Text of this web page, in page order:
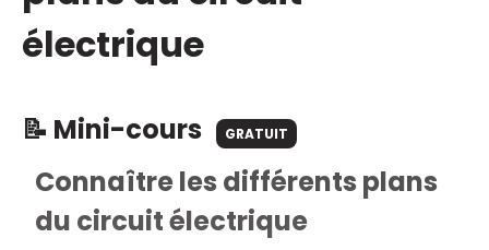
électrique
📝 Mini-cours GRATUIT
Connaître les différents plans
du circuit électrique